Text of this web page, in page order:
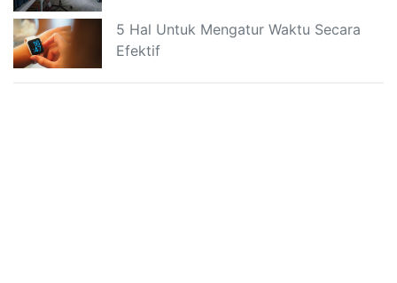
5 Hal Untuk Mengatur Waktu Secara
Efektif